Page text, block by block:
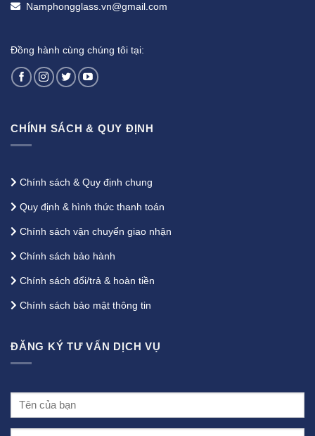
Namphongglass.vn@gmail.com
Đồng hành cùng chúng tôi tại:
CHÍNH SÁCH & QUY ĐỊNH
Chính sách & Quy định chung
Quy định & hình thức thanh toán
Chính sách vận chuyển giao nhận
Chính sách bảo hành
Chính sách đổi/trả & hoàn tiền
Chính sách bảo mật thông tin
ĐĂNG KÝ TƯ VẤN DỊCH VỤ